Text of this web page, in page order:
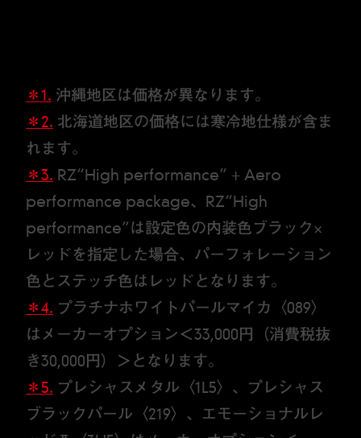
＊1. 沖縄地区は価格が異なります。
＊2. 北海道地区の価格には寒冷地仕様が含ま
れます。
＊3. RZ“High performance” + Aero
performance package、RZ“High
performance”は設定色の内装色ブラック×
レッドを指定した場合、パーフォレーション
色とステッチ色はレッドとなります。
＊4. プラチナホワイトパールマイカ〈089〉
はメーカーオプション＜33,000円（消費税抜
き30,000円）＞となります。
＊5. プレシャスメタル〈1L5〉、プレシャス
ブラックパール〈219〉、エモーショナルレ